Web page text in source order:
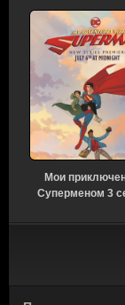
Мои
Суперменом 3
Онлайн]